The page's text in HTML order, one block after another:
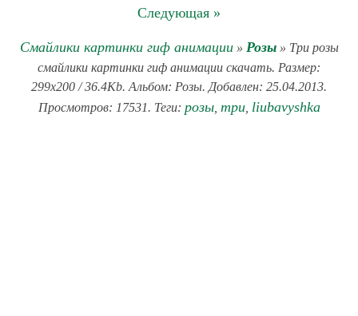
Следующая »
Смайлики картинки гиф анимации» Розы» Три розы
смайлики картинки гиф анимации скачать. Размер:
299x200 / 36.4Kb. Альбом: Розы. Добавлен: 25.04.2013.
Просмотров: 17531. Теги: розы, три, liubavyshka